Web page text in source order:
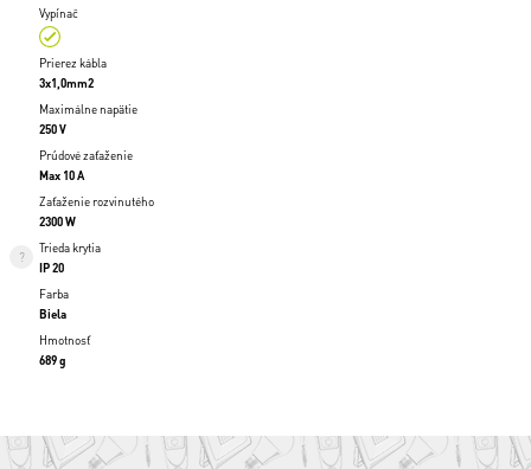
Vypínač
Prierez kábla
3x1,0mm2
Maximálne napätie
250 V
Prúdové zaťaženie
Max 10 A
Zaťaženie rozvinutého
2300 W
Trieda krytia
IP 20
Farba
Biela
Hmotnosť
689 g